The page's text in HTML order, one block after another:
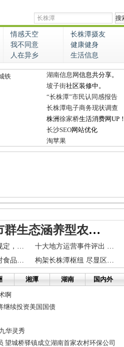
情感天空
长株潭摄友
我不同意
健康健身
人在异乡 生活信息
铁
湖南信息网信息共分享。
坡子街社区装修中。
“长株潭”市民认同感报告
长株潭电子商务现状调查
株洲徐家桥生活消费网UP！
长沙SEO网站优化
淘苹果
长株潭城市群生态涵养型农村建设路径研究
食品保质期有新规定，买前多个心眼
十大地方运营事件评出 长株潭并码在列
天心区全市率先对食品门店实行信用等级管理
构架长株潭枢纽 尽显区域活力
湘潭 湖南 国内外
啊
继续投资美国国债
华灵秀
望城桥驿镇成立湖南首家农村环保公司